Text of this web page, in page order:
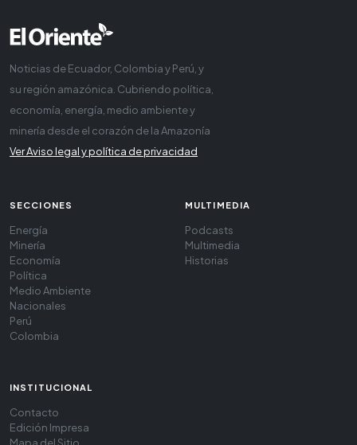
Noticias de Ecuador, Colombia y Perú, y
su región amazónica. Cubriendo política,
economía, energía, medio ambiente y
minería desde el corazón de la Amazonía
Ver Aviso legal y política de privacidad
SECCIONES
Energía
Minería
Economía
Política
Medio Ambiente
Nacionales
Perú
Colombia
MULTIMEDIA
Podcasts
Multimedia
Historias
INSTITUCIONAL
Contacto
Edición Impresa
Mapa del Sitio